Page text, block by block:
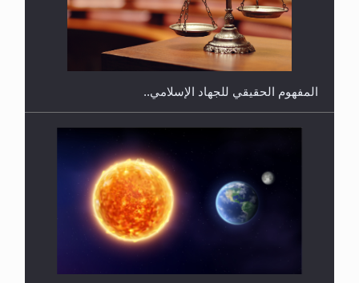
هل يجوز فتح مشروع كوافير نسائي للمحجبات وغير
المحجبات؟
المفهوم الحقيقي للجهاد الإسلامي..